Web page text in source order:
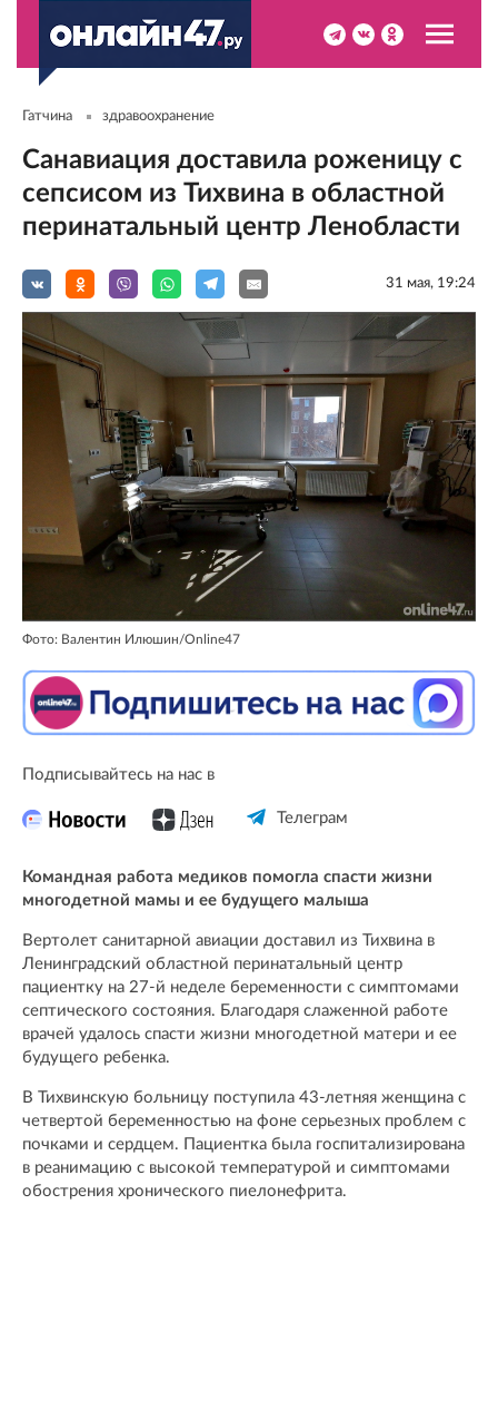
Гатчина здравоохранение
Санавиация доставила роженицу с
сепсисом из Тихвина в областной
перинатальный центр Ленобласти
31 мая, 19:24
Фото: Валентин Илюшин/Online47
Подписывайтесь на нас в
Телеграм
Командная работа медиков помогла спасти жизни
многодетной мамы и ее будущего малыша
Вертолет санитарной авиации доставил из Тихвина в
Ленинградский областной перинатальный центр
пациентку на 27-й неделе беременности с симптомами
септического состояния. Благодаря слаженной работе
врачей удалось спасти жизни многодетной матери и ее
будущего ребенка.
В Тихвинскую больницу поступила 43-летняя женщина с
четвертой беременностью на фоне серьезных проблем с
почками и сердцем. Пациентка была госпитализирована
в реанимацию с высокой температурой и симптомами
обострения хронического пиелонефрита.